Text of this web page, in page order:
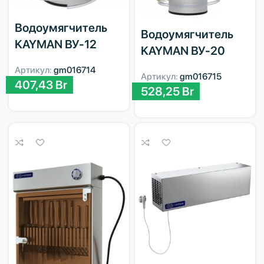
Водоумягчитель
KAYMAN ВУ-12
Артикул: gm016714
407,43 Br
Водоумягчитель
KAYMAN ВУ-20
Артикул: gm016715
528,25 Br